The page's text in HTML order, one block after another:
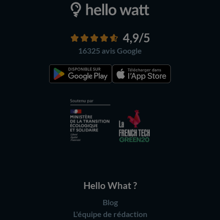
4,9/5
16325 avisGoogle
Hello What ?
Blog
L'équipe de rédaction